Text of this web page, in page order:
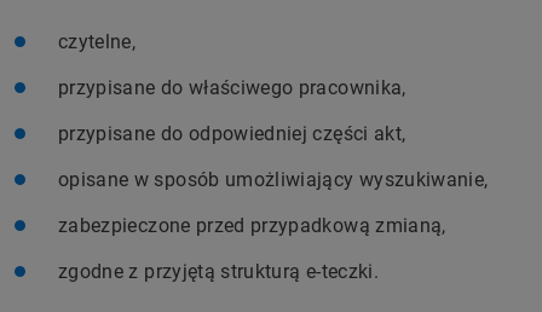
czytelne,
przypisane do właściwego pracownika,
przypisane do odpowiedniej części akt,
opisane w sposób umożliwiający wyszukiwanie,
zabezpieczone przed przypadkową zmianą,
zgodne z przyjętą strukturą e-teczki.